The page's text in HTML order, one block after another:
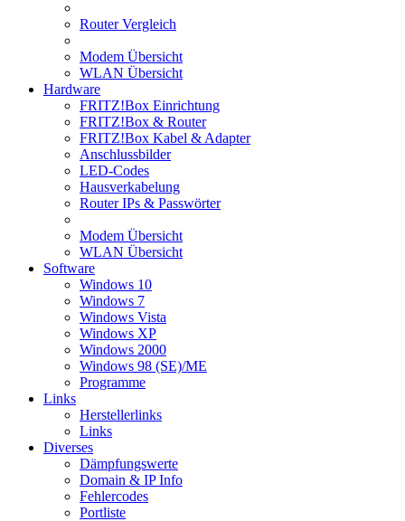
Router Vergleich
Modem Übersicht
WLAN Übersicht
Hardware
FRITZ!Box Einrichtung
FRITZ!Box & Router
FRITZ!Box Kabel & Adapter
Anschlussbilder
LED-Codes
Hausverkabelung
Router IPs & Passwörter
Modem Übersicht
WLAN Übersicht
Software
Windows 10
Windows 7
Windows Vista
Windows XP
Windows 2000
Windows 98 (SE)/ME
Programme
Links
Herstellerlinks
Links
Diverses
Dämpfungswerte
Domain & IP Info
Fehlercodes
Portliste